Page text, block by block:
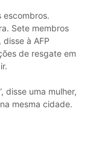
escombros.
Sete membros
à AFP
de resgate em
disse uma mulher,
mesma cidade.